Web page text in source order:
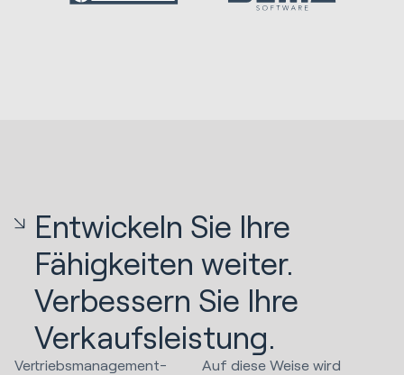
Entwickeln Sie Ihre
Fähigkeiten weiter.
Verbessern Sie Ihre
Verkaufsleistung.
Vertriebsmanagement-
Auf diese Weise wird